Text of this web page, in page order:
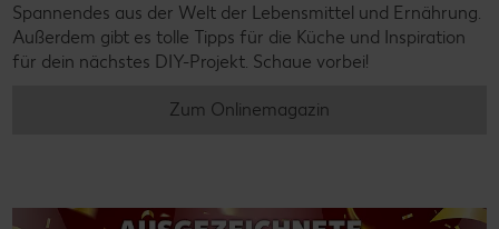
Spannendes aus der Welt der Lebensmittel und Ernährung.
Außerdem gibt es tolle Tipps für die Küche und Inspiration
für dein nächstes DIY-Projekt. Schaue vorbei!
Zum Onlinemagazin